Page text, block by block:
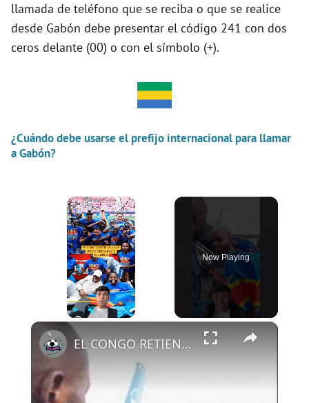
llamada de teléfono que se reciba o que se realice
desde Gabón debe presentar el código 241 con dos
ceros delante (00) o con el símbolo (+).
¿Cuándo debe usarse el prefijo internacional para llamar
a Gabón?
×
Now Playing
×
EL CONGO RETIENE A SUS JUGADORES HASTA EL LUNES